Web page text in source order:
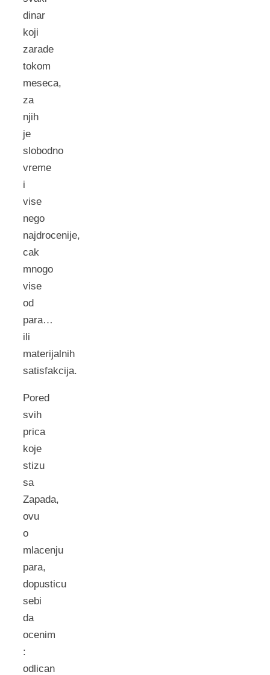
dinar
koji
zarade
tokom
meseca,
za
njih
je
slobodno
vreme
i
vise
nego
najdrocenije,
cak
mnogo
vise
od
para…
ili
materijalnih
satisfakcija.
Pored
svih
prica
koje
stizu
sa
Zapada,
ovu
o
mlacenju
para,
dopusticu
sebi
da
ocenim
:
odlican